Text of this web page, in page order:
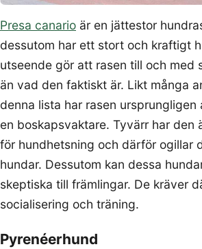
Presa canario är en jättestor
dessutom har ett stort och kraftigt
utseende gör att rasen till och med
än vad den faktiskt är. Likt många
denna lista har rasen ursprungligen
en boskapsvaktare. Tyvärr har den
för hundhetsning och därför ogillar
hundar. Dessutom kan dessa
skeptiska till främlingar. De kräver
socialisering och träning.
Pyrenéerhund